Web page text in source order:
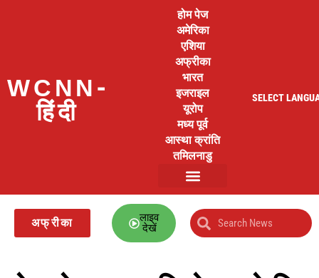
WCNN-
हिंदी
होम पेज
अमेरिका
एशिया
अफ्रीका
भारत
इजराइल
यूरोप
मध्य पूर्व
आस्था क्रांति
तमिलनाडु
SELECT
अफ्रीका
लाइव
देखें